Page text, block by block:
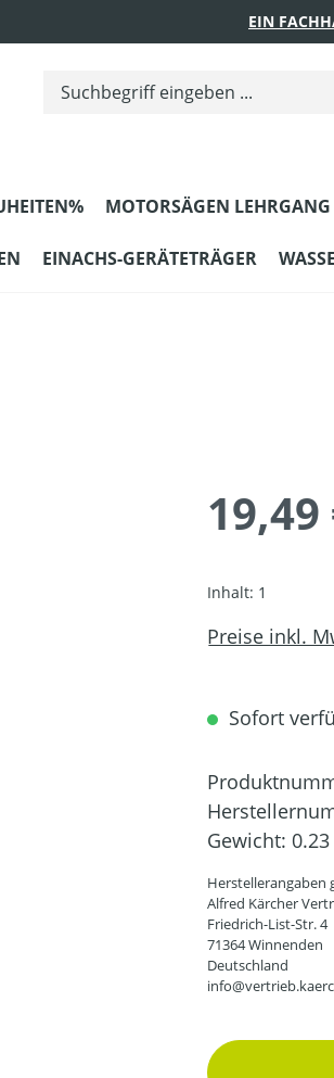
EIN
MOTORSÄGEN LEHRGANG
EINACHS-GERÄTETRÄGER
Inhalt: 1
Preise inkl.
Sofort
Gewicht:
Herstellerangaben
Alfred Kärcher
Friedrich-List-Str. 4
71364 Winnenden
Deutschland